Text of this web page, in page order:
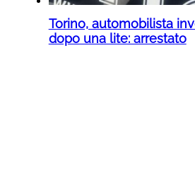
Torino, automobilista
dopo una lite: arrestato